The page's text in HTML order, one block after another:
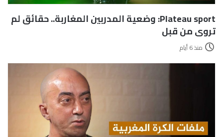
Plateau sport: وضعية المدربين المغاربة.. حقائق لم
تروى من قبل
منذ 6 أيام